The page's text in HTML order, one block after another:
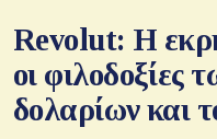
Revolut: Η
οι φιλοδοξίες
δολαρίων και